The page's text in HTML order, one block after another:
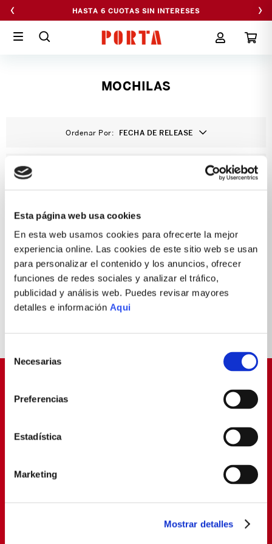
Esta página web usa cookies
En esta web usamos cookies para ofrecerte la mejor
experiencia online. Las cookies de este sitio web se usan
para personalizar el contenido y los anuncios, ofrecer
funciones de redes sociales y analizar el tráfico,
publicidad y análisis web. Puedes revisar mayores
detalles e información Aqui
Necesarias
Preferencias
Estadística
Marketing
Mostrar detalles
‹ HASTA 6 CUOTAS SIN INTERESES ›
MOCHILAS
Ordenar Por FECHA DE RELEASE
MOCHILA VIAJERA VISO
MARVEL HEROES
S/ 369.90
MOCHILA PERFECT NEGRO
S/321.93S/459.90
-
PROMOCIONES EXCLUSIVAS
nuestras Ofertas
Política de Privacidady losTérminos y